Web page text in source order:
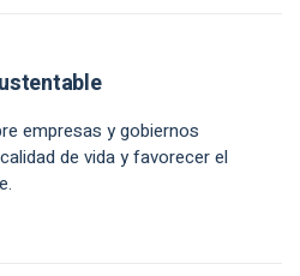
empresas y gobiernos
de vida y favorecer el